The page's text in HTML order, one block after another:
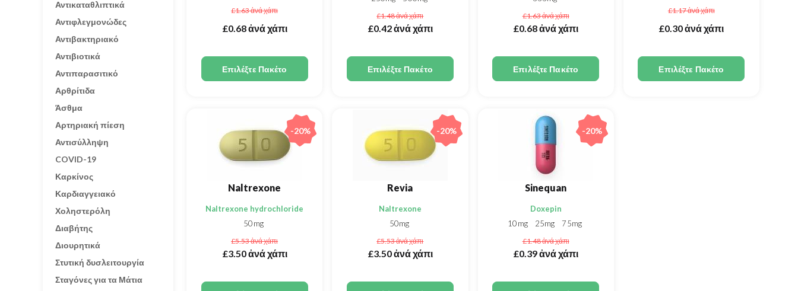
Αντικαταθλιπτικά
Αντιφλεγμονώδες
Αντιβακτηριακό
Αντιβιοτικά
Αντιπαρασιτικό
Αρθρίτιδα
Άσθμα
Αρτηριακή πίεση
Αντισύλληψη
COVID-19
Καρκίνος
Καρδιαγγειακό
Χοληστερόλη
Διαβήτης
Διουρητικά
Στυτική δυσλειτουργία
Σταγόνες για τα Μάτια
£1.63ἀνά χάπι
£0.68ἀνά χάπι
Επιλέξτε Πακέτο
£1.48ἀνά χάπι
£0.42ἀνά χάπι
Επιλέξτε Πακέτο
£1.63ἀνά χάπι
£0.68ἀνά χάπι
Επιλέξτε Πακέτο
£1.17ἀνά χάπι
£0.30ἀνά χάπι
Επιλέξτε Πακέτο
Naltrexone
Naltrexone hydrochloride
50mg
£5.53ἀνά χάπι
£3.50ἀνά χάπι
-20%
Revia
Naltrexone
50mg
£5.53ἀνά χάπι
£3.50ἀνά χάπι
-20%
Sinequan
Doxepin
10mg
25mg 75mg
£1.48ἀνά χάπι
£0.39ἀνά χάπι
-20%